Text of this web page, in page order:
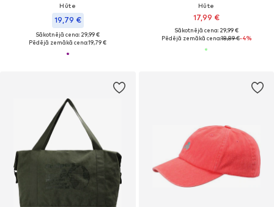
Hūte
19,79 €
Sākotnējā cena: 29,99 €
Pēdējā zemākā cena:19,79 €
Hūte
17,99 €
Sākotnējā cena: 29,99 €
Pēdējā zemākā cena:18,89 €-4%